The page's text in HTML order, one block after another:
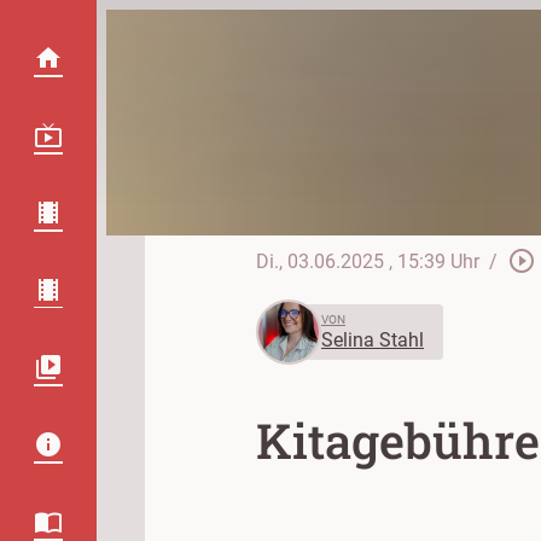
Di., 03.06.2025 , 15:39 Uhr / play_circle_outline
VON
Selina Stahl